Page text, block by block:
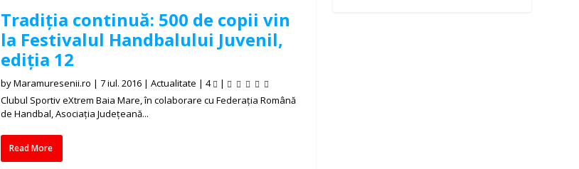
Tradiția continuă: 500 de copii vin
la Festivalul Handbalului Juvenil,
ediția 12
byMaramuresenii.ro | 7 iul. 2016| Actualitate | 4
|
Clubul Sportiv eXtrem Baia Mare, în colaborare cu Federația Română
de Handbal, Asociația Județeană...
Read More